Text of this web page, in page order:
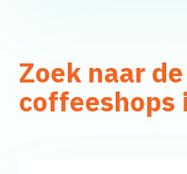
Zoek naar
coffeeshops